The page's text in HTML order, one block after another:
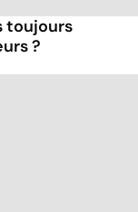
toujours
?